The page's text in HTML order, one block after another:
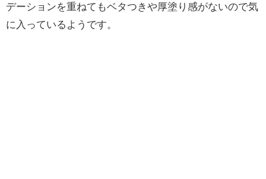
デーションを重ねてもベタつきや厚塗り感がないので気
に入っているようです。